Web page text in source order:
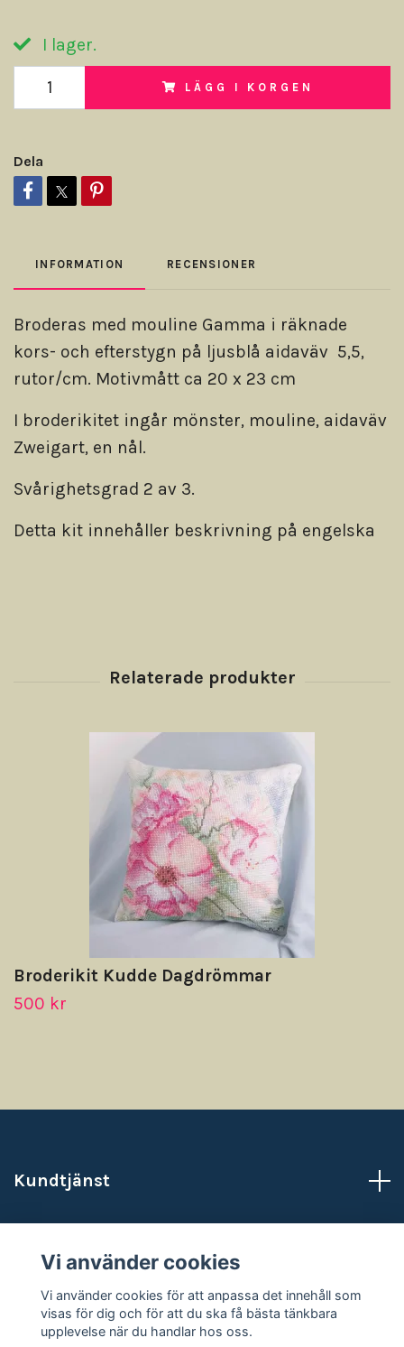
I lager.
LÄGG I KORGEN
Dela
INFORMATION RECENSIONER
Broderas med mouline Gamma i räknade
kors- och efterstygn på ljusblå aidaväv 5,5,
rutor/cm. Motivmått ca 20 x 23 cm
I broderikitet ingår mönster, mouline, aidaväv
Zweigart, en nål.
Svårighetsgrad 2 av 3.
Detta kit innehåller beskrivning på engelska
Broderikit Kudde Dagdrömmar
500 kr
Kundtjänst
Sociala medier
Vi använder cookies
Vi använder cookies för att anpassa det innehåll som
visas för dig och för att du ska få bästa tänkbara
upplevelse när du handlar hos oss.